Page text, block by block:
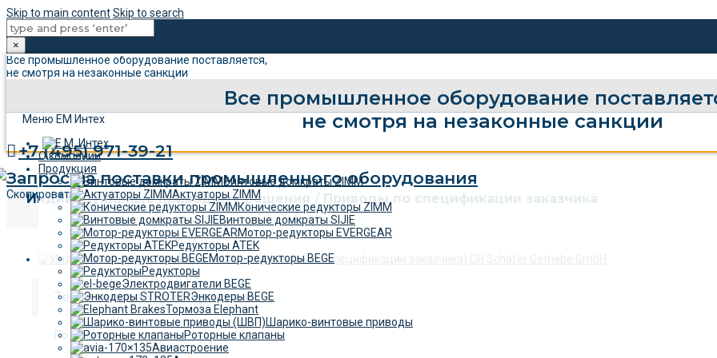
Skip to main contentSkip to search
×
Все промышленное оборудование поставляется,
не смотря на незаконные санкции
Все промышленное оборудование
не смотря на незаконные санкции
+7 (495) 971-39-21
Скопировать
Меню ЕМ Интех
О компании
Продукция
Винтовые домкраты ZIMM
Актуаторы ZIMM
Конические редукторы ZIMM
Винтовые домкраты SIJIE
Мотор-редукторы EVERGEAR
Редукторы ATEK
Мотор-редукторы BEGE
Редукторы
Электродвигатели BEGE
Энкодеры BEGE
Тормоза Elephant
Шарико-винтовые приводы
Роторные клапаны
Авиастроение
Индивидуальные приводные решения / Приводы по спецификации заказчика
Технические характеристики
По запросу